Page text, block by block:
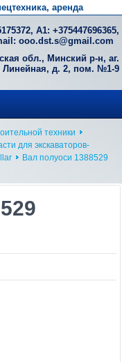
аренда
, А1: +375447696365,
ooo.dst.s@gmail.com
обл., Минский р-н, аг.
д. 2, пом. №1-9
техники
для экскаваторов-
Вал полуоси 1388529